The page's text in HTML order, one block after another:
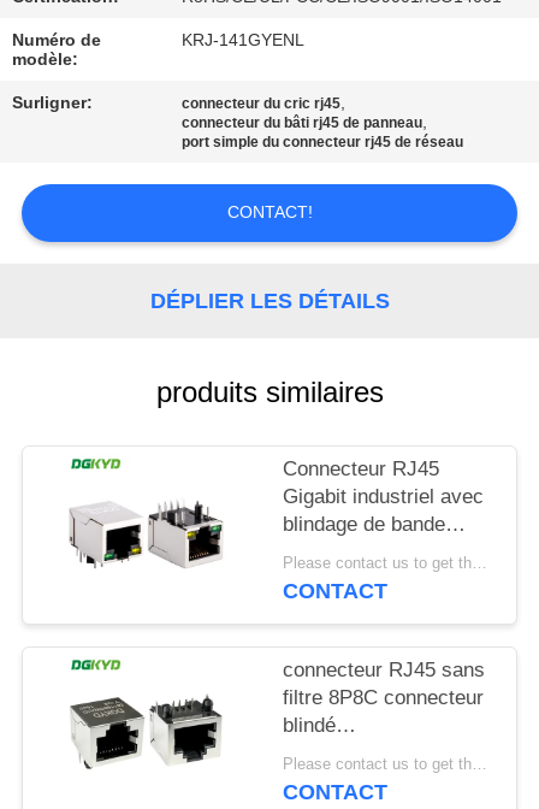
QUALITÉ
CONTACTEZ-
DEMANDEZ
CITATION
POLITIQUE
MATIÈRE
PROTECTION
DE
PRIVÉE
Numéro de
modèle:
KRJ-141GYENL
Surligner: connecteur du cric rj45,
connecteur du bâti rj45 de panneau,
port simple du connecteur rj45 de réseau
CONTACT!
DÉPLIER LES DÉTAILS
produits similaires
Connecteur RJ45
Gigabit industriel avec
blindage de bande
lumineuse TAB DOWN
DGKYD111Q042AB2A1D
Please contact us to get the latest price. MOQ:1 pièce
CONTACT
connecteur RJ45 sans
filtre 8P8C connecteur
blindé
DGKYD561188GWA1DY128
Please contact us to get the latest price. MOQ:1 pièce
CONTACT